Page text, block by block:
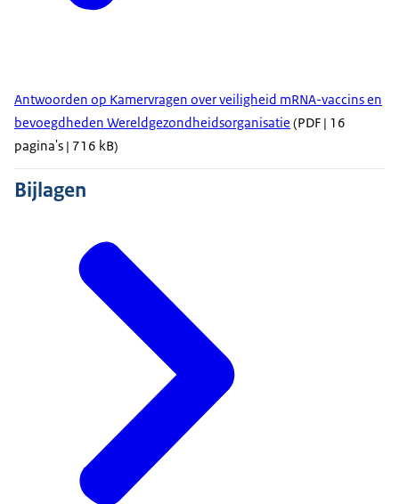
Antwoorden op Kamervragen over veiligheid mRNA-vaccins en
bevoegdheden Wereldgezondheidsorganisatie (PDF | 16
pagina's | 716 kB)
Bijlagen